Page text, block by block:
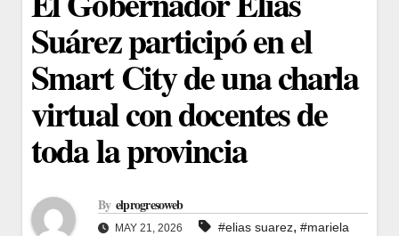
Suárez participó en el
Smart City de una charla
virtual con docentes de
toda la provincia
By elprogresoweb
MAY 21, 2026 #elias suarez, #mariela